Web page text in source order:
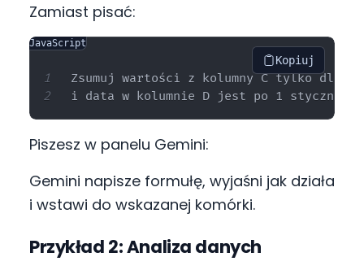
Zamiast pisać:
JavaScript
Kopiuj
Zsumuj wartości z kolumny C tylko dla
Piszesz w panelu Gemini:
Gemini napisze formułę, wyjaśni jak działa
i wstawi do wskazanej komórki.
Przykład 2: Analiza danych